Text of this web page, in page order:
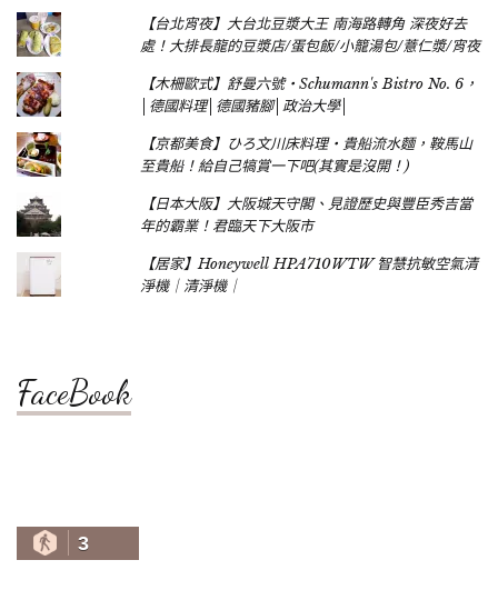
【台北宵夜】大台北豆漿大王 南海路轉角 深夜好去
處！大排長龍的豆漿店/蛋包飯/小籠湯包/薏仁漿/宵夜
【木柵歐式】舒曼六號‧Schumann's Bistro No. 6，
│德國料理│德國豬腳│政治大學│
【京都美食】ひろ文川床料理‧貴船流水麵，鞍馬山
至貴船！給自己犒賞一下吧(其實是沒開！)
【日本大阪】大阪城天守閣、見證歷史與豐臣秀吉當
年的霸業！君臨天下大阪市
【居家】Honeywell HPA710WTW 智慧抗敏空氣清
淨機｜清淨機｜
FaceBook
3